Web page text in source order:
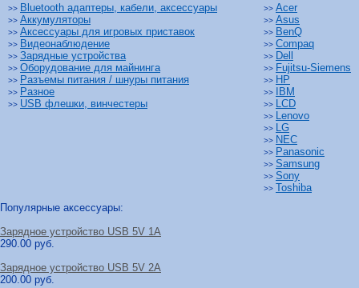
>> Bluetooth адаптеры, кабели, аксессуары
>> Аккумуляторы
>> Аксессуары для игровых приставок
>> Видеонаблюдение
>> Зарядные устройства
>> Оборудование для майнинга
>> Разъемы питания / шнуры питания
>> Разное
>> USB флешки, винчестеры
>> Acer
>> Asus
>> BenQ
>> Compaq
>> Dell
>> Fujitsu-Siemens
>> HP
>> IBM
>> LCD
>> Lenovo
>> LG
>> NEC
>> Panasonic
>> Samsung
>> Sony
>> Toshiba
Популярные аксессуары:
Зарядное устройство USB 5V 1A
290.00 руб.
Зарядное устройство USB 5V 2A
200.00 руб.